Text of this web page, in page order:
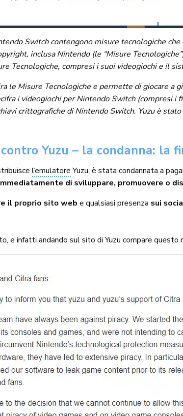
Switch contengono misure tecnologiche
inclusa Nintendo (le “Misure
Tecnologiche, compresi i suoi videogiochi e il
le Misure Tecnologiche e permette di giocare
i videogiochi per Nintendo Switch (compresi
crittografiche di Nintendo Switch. Yuzu è
Yuzu – la condanna: la
l’emulatoreYuzu, è stata condannata a
di sviluppare, promuovere o
il proprio sito web e qualsiasi presenza sui
e infatti andando sul sito di Yuzu compare questo